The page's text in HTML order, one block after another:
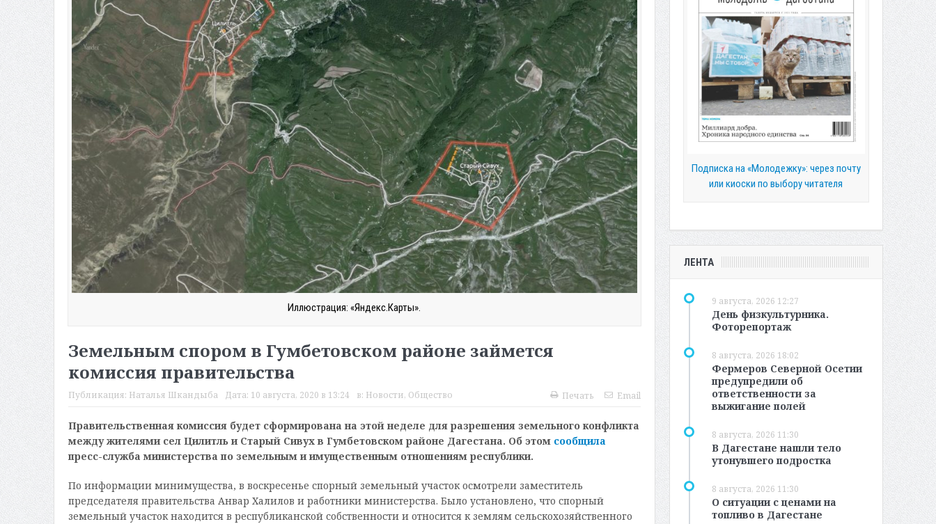
Иллюстрация: «Яндекс.Карты».
Земельным спором в Гумбетовском районе займется
комиссия правительства
Публикация: Наталья Шкандыба Дата: 10 августа, 2020 в 13:24 в: Новости, Общество Печать Email
Правительственная комиссия будет сформирована на этой неделе для разрешения земельного конфликта
между жителями сел Цилитль и Старый Сивух в Гумбетовском районе Дагестана. Об этом сообщила
пресс-служба министерства по земельным и имущественным отношениям республики.
По информации минимущества, в воскресенье спорный земельный участок осмотрели заместитель
председателя правительства Анвар Халилов и работники министерства. Было установлено, что спорный
земельный участок находится в республиканской собственности и относится к землям сельскохозяйственного
Подписка на «Молодежку»: через почту
или киоски по выбору читателя
ЛЕНТА
9 августа, 2026 12:27
День физкультурника.
Фоторепортаж
8 августа, 2026 18:02
Фермеров Северной Осетии
предупредили об
ответственности за
выжигание полей
8 августа, 2026 11:30
В Дагестане нашли тело
утонувшего подростка
8 августа, 2026 11:30
О ситуации с ценами на
топливо в Дагестане